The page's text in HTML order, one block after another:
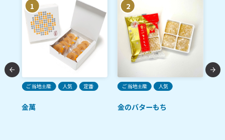
1
ご当地土産 人気 定番
金萬
2
ご当地土産 人気
金のバターもち
ご